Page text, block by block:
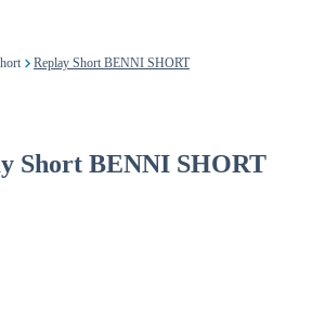
Replay Short BENNI SHORT
Short BENNI SHORT